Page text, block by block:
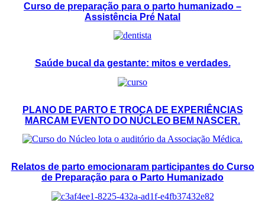
Curso de preparação para o parto humanizado –
Assistência Pré Natal
Saúde bucal da gestante: mitos e verdades.
PLANO DE PARTO E TROCA DE EXPERIÊNCIAS
MARCAM EVENTO DO NÚCLEO BEM NASCER.
Relatos de parto emocionaram participantes do Curso
de Preparação para o Parto Humanizado